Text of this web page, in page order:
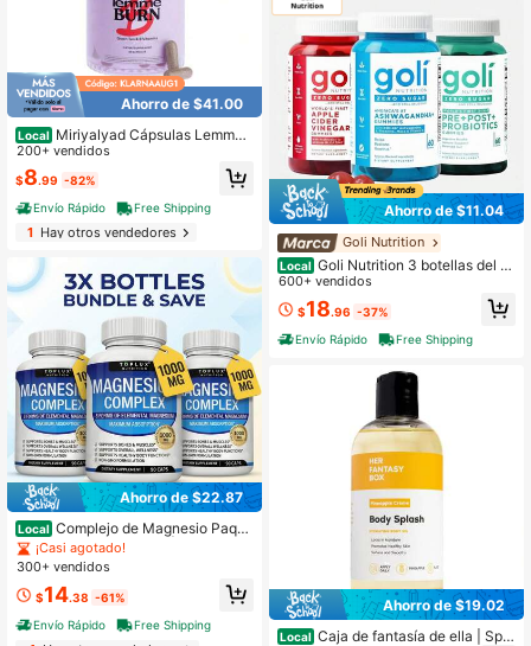
Ahorro de $41.00
Local Miriyalyad Cápsulas Lemme
Burn AMPK Activator, extracto de té
verde con vitamina B6 y B12, suple
mento dietético diario sin gluten par
a mujeres y hombres, 60 cápsulas.
200+ vendidos
$8.99 -82%
Envío Rápido
Free Shipping
1Hay otros vendedores
Ahorro de $22.87
Local Complejo de Magnesio Paque
te de 3 - 270 Cápsulas | Fórmula de
alta absorción 8 en 1 de 1000mg | A
cuperación muscular | Mejor paque
¡Casi agotado!
300+ vendidos
$14.38 -61%
Envío Rápido
Free Shipping
Ahorro de $11.04
Goli Nutrition
Local Goli Nutrition 3 botellas del se
t trio talla grande vendido de gomita
s Goli Zero Sugar, 60 unidades por
botella
600+ vendidos
$18.96 -37%
Envío Rápido
Free Shipping
Ahorro de $19.02
Local Caja de fantasía de ella | Spla